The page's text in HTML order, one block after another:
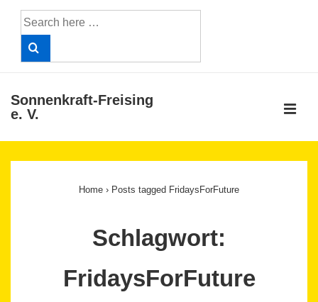
Search
for:
Sonnenkraft-Freising
e. V.
Home › Posts tagged FridaysForFuture
Schlagwort:
FridaysForFuture